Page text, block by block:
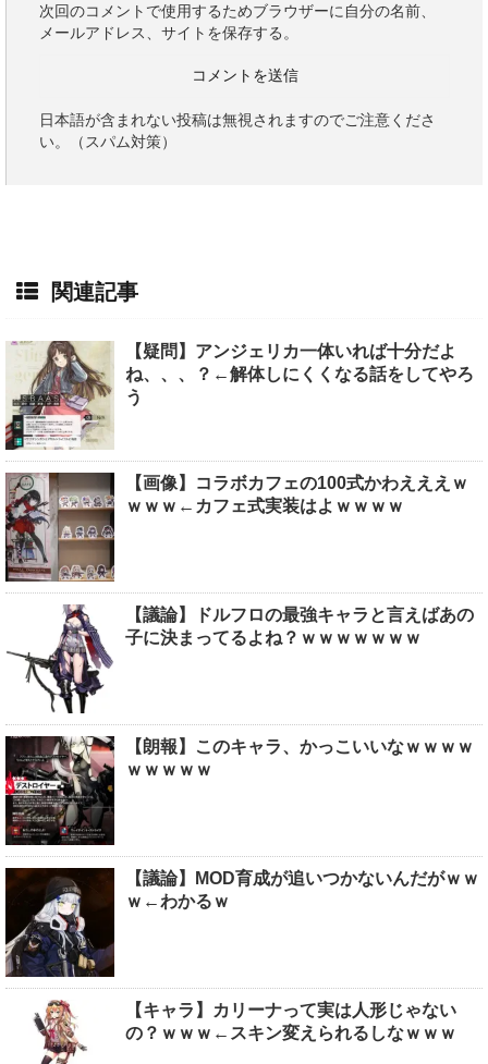
次回のコメントで使用するためブラウザーに自分の名前、
メールアドレス、サイトを保存する。
日本語が含まれない投稿は無視されますのでご注意くださ
い。（スパム対策）
関連記事
【疑問】アンジェリカ一体いれば十分だよ
ね、、、？←解体しにくくなる話をしてやろ
う
【画像】コラボカフェの100式かわえええｗ
ｗｗｗ←カフェ式実装はよｗｗｗｗ
【議論】ドルフロの最強キャラと言えばあの
子に決まってるよね？ｗｗｗｗｗｗｗ
【朗報】このキャラ、かっこいいなｗｗｗｗ
ｗｗｗｗｗ
【議論】MOD育成が追いつかないんだがｗｗ
ｗ←わかるｗ
【キャラ】カリーナって実は人形じゃない
の？ｗｗｗ←スキン変えられるしなｗｗｗ